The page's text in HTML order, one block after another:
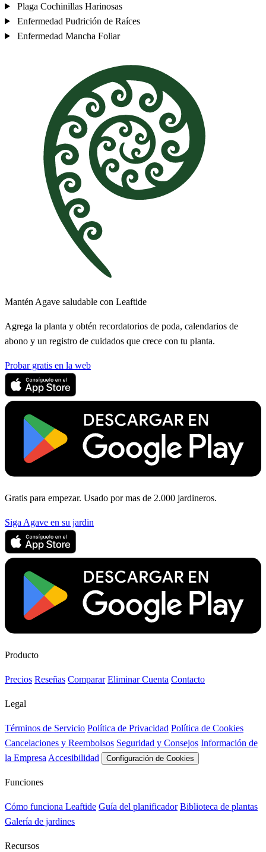
Plaga Cochinillas Harinosas
Enfermedad Pudrición de Raíces
Enfermedad Mancha Foliar
Mantén Agave saludable con Leaftide
Agrega la planta y obtén recordatorios de poda, calendarios de
abono y un registro de cuidados que crece con tu planta.
Probar gratis en la web
Gratis para empezar. Usado por mas de 2.000 jardineros.
Siga Agave en su jardin
Producto
Precios Reseñas Comparar Eliminar Cuenta Contacto
Legal
Términos de Servicio Política de Privacidad Política de Cookies
Cancelaciones y Reembolsos Seguridad y Consejos Información de
la Empresa Accesibilidad Configuración de Cookies
Funciones
Cómo funciona Leaftide Guía del planificador Biblioteca de plantas
Galería de jardines
Recursos